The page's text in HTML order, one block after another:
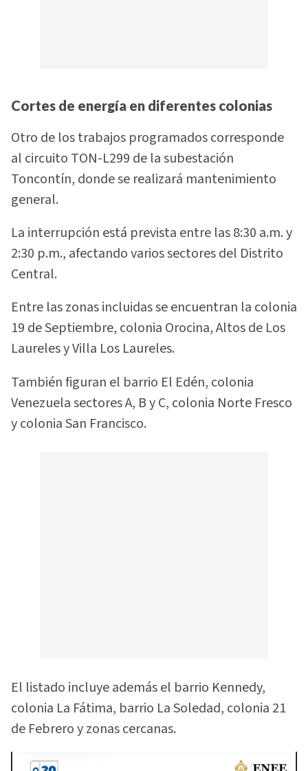
Cortes de energía en diferentes colonias
Otro de los trabajos programados corresponde
al circuito TON-L299 de la subestación
Toncontín, donde se realizará mantenimiento
general.
La interrupción está prevista entre las 8:30 a.m. y
2:30 p.m., afectando varios sectores del Distrito
Central.
Entre las zonas incluidas se encuentran la colonia
19 de Septiembre, colonia Orocina, Altos de Los
Laureles y Villa Los Laureles.
También figuran el barrio El Edén, colonia
Venezuela sectores A, B y C, colonia Norte Fresco
y colonia San Francisco.
El listado incluye además el barrio Kennedy,
colonia La Fátima, barrio La Soledad, colonia 21
de Febrero y zonas cercanas.